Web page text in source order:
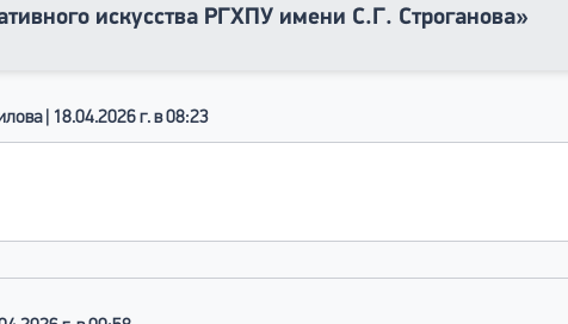
искусства РГХПУ имени С.Г. Строганова»
| 18.04.2026 г. в 08:23